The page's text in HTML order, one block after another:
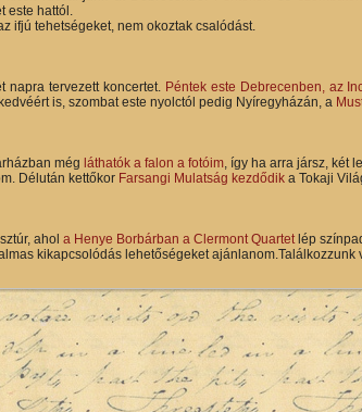
este hattól.
ifjú tehetségeket, nem okoztak csalódást.
napra tervezett koncertet. Péntek este Debrecenben, az
is, szombat este nyolctól pedig Nyíregyházán, a
még láthatók a falon a fotóim, így ha arra jársz, két
Délután kettőkor Farsangi Mulatság kezdődik a Tokaji
ahol a Henye Borbárban a Clermont Quartetlép
kikapcsolódás lehetőségeket ajánlanom.Találkozzunk